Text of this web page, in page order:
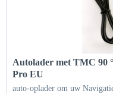
Autolader met TMC 90
Pro EU
auto-oplader om uw